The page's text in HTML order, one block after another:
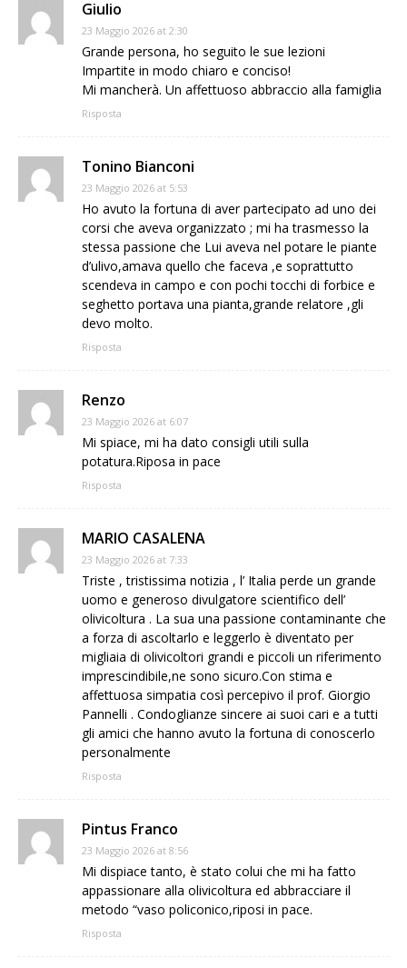
Giulio
23 Maggio 2026 at 2:30
Grande persona, ho seguito le sue lezioni
Impartite in modo chiaro e conciso!
Mi mancherà. Un affettuoso abbraccio alla famiglia
Risposta
Tonino Bianconi
23 Maggio 2026 at 5:53
Ho avuto la fortuna di aver partecipato ad uno dei
corsi che aveva organizzato ; mi ha trasmesso la
stessa passione che Lui aveva nel potare le piante
d’ulivo,amava quello che faceva ,e soprattutto
scendeva in campo e con pochi tocchi di forbice e
seghetto portava una pianta,grande relatore ,gli
devo molto.
Risposta
Renzo
23 Maggio 2026 at 6:07
Mi spiace, mi ha dato consigli utili sulla
potatura.Riposa in pace
Risposta
MARIO CASALENA
23 Maggio 2026 at 7:33
Triste , tristissima notizia , l’ Italia perde un grande
uomo e generoso divulgatore scientifico dell’
olivicoltura . La sua una passione contaminante che
a forza di ascoltarlo e leggerlo è diventato per
migliaia di olivicoltori grandi e piccoli un riferimento
imprescindibile,ne sono sicuro.Con stima e
affettuosa simpatia così percepivo il prof. Giorgio
Pannelli . Condoglianze sincere ai suoi cari e a tutti
gli amici che hanno avuto la fortuna di conoscerlo
personalmente
Risposta
Pintus Franco
23 Maggio 2026 at 8:56
Mi dispiace tanto, è stato colui che mi ha fatto
appassionare alla olivicoltura ed abbracciare il
metodo “vaso policonico,riposi in pace.
Risposta